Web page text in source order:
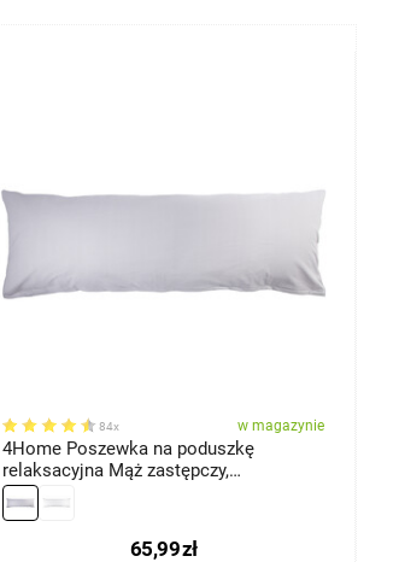
84x w magazynie
4Home Poszewka na poduszkę
relaksacyjna Mąż zastępczy,
jasnoszara, 45 x 120 cm
65,99zł